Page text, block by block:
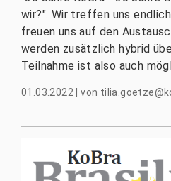
wir?". Wir treffen uns
freuen uns auf den
werden zusätzlich hybrid
Teilnahme ist also auch
01.03.2022|von